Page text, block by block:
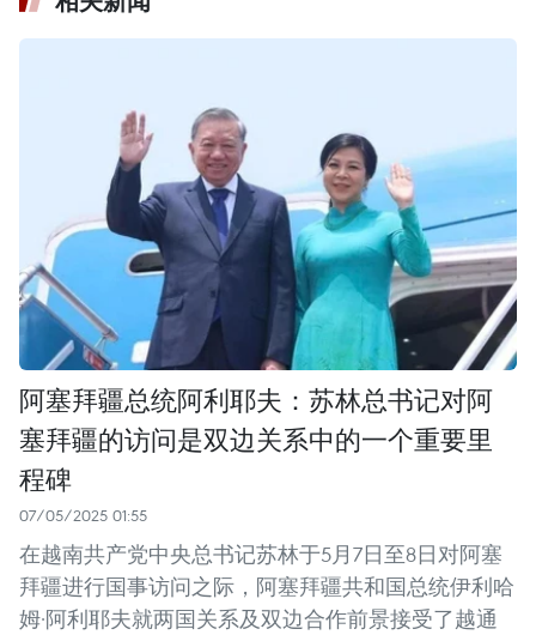
阿塞拜疆总统阿利耶夫：苏林总书记对阿
塞拜疆的访问是双边关系中的一个重要里
程碑
07/05/2025 01:55
在越南共产党中央总书记苏林于5月7日至8日对阿塞
拜疆进行国事访问之际，阿塞拜疆共和国总统伊利哈
姆·阿利耶夫就两国关系及双边合作前景接受了越通